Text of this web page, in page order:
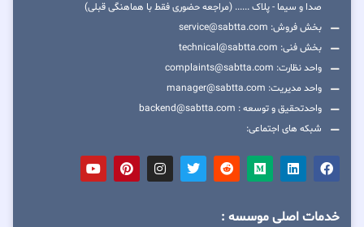
صدا و سیما - پلاک ...... (مراجعه حضوری فقط با هماهنگی قبلی)
بخش فروش: service@sabtta.com
بخش فنی: technical@sabtta.com
واحد نظارت: complaints@sabtta.com
واحد مدیریت: manager@sabtta.com
واحدتحقیق و توسعه : backend@sabtta.com
شبکه های اجتماعی:
خدمات اصلی موسسه :